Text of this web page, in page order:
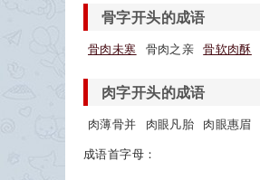
骨字开头的成语
骨肉未寒 骨肉之亲 骨软肉酥
肉字开头的成语
肉薄骨并 肉眼凡胎 肉眼惠眉
成语首字母：